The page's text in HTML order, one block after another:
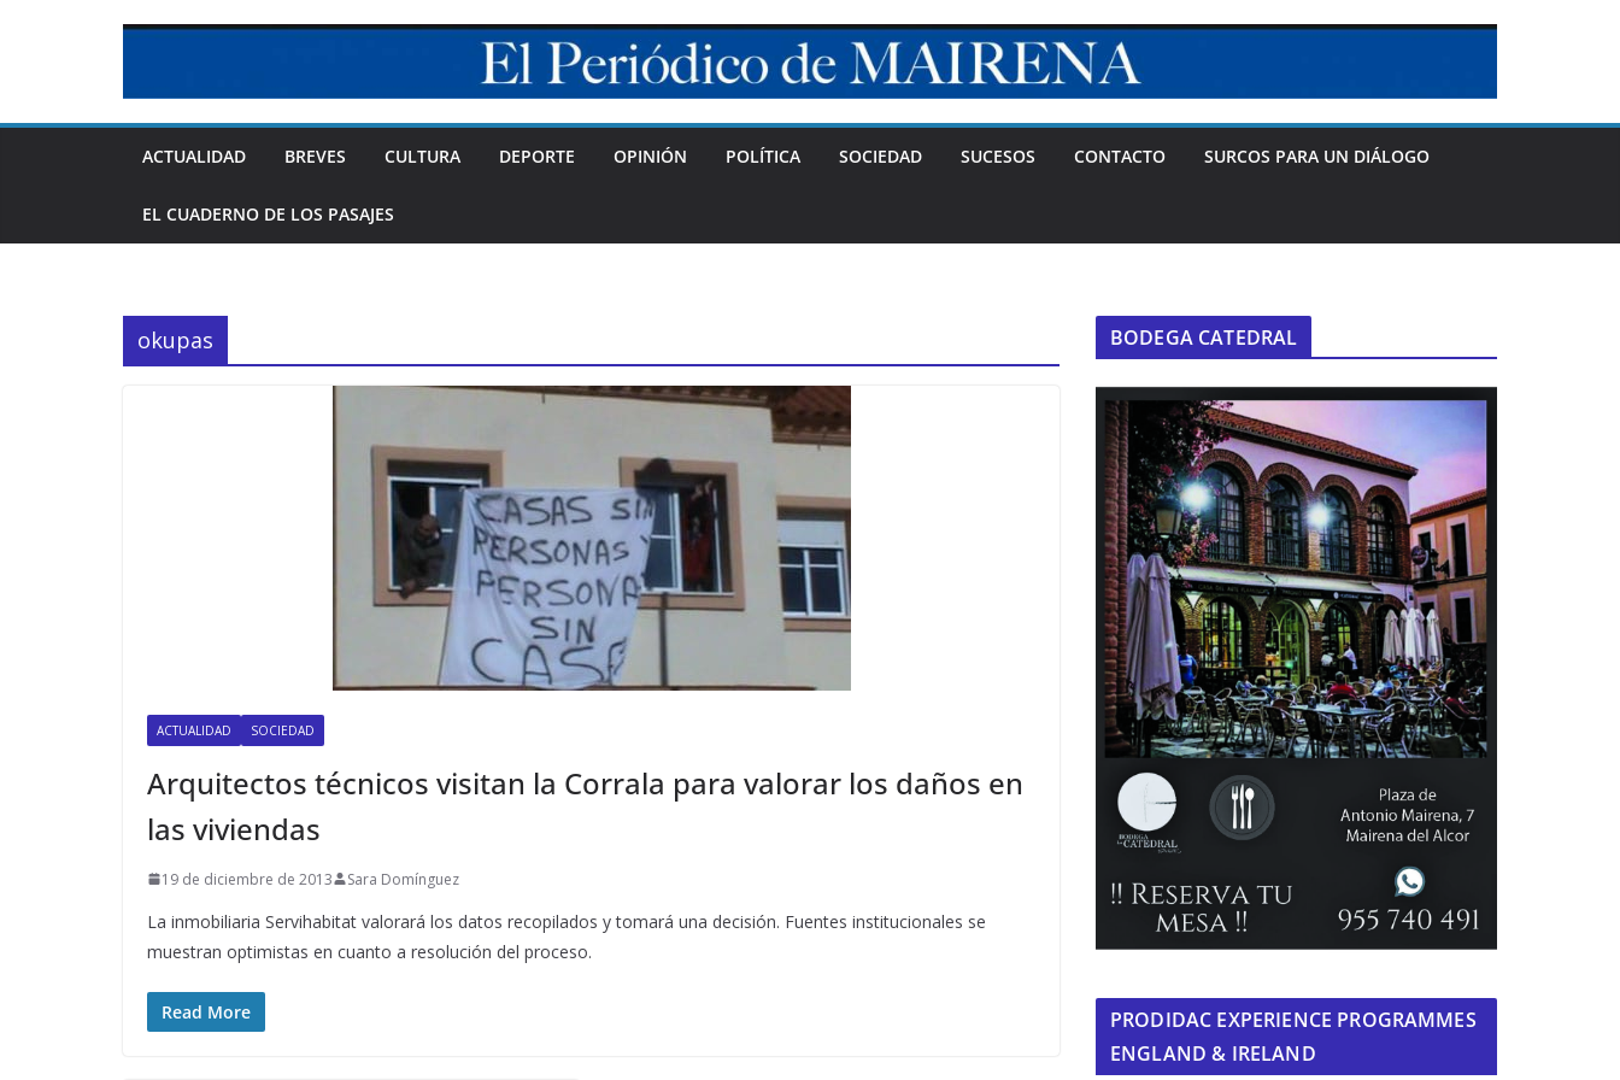
ACTUALIDAD BREVES CULTURA DEPORTE OPINIÓN POLÍTICA SOCIEDAD SUCESOS CONTACTO SURCOS PARA UN DIÁLOGO
EL CUADERNO DE LOS PASAJES
okupas
ACTUALIDAD SOCIEDAD
Arquitectos técnicos visitan la Corrala para valorar los daños en
las viviendas
19 de diciembre de 2013 Sara Domínguez
La inmobiliaria Servihabitat valorará los datos recopilados y tomará una decisión. Fuentes institucionales se
muestran optimistas en cuanto a resolución del proceso.
Read More
BODEGA CATEDRAL
PRODIDAC EXPERIENCE PROGRAMMES
ENGLAND & IRELAND